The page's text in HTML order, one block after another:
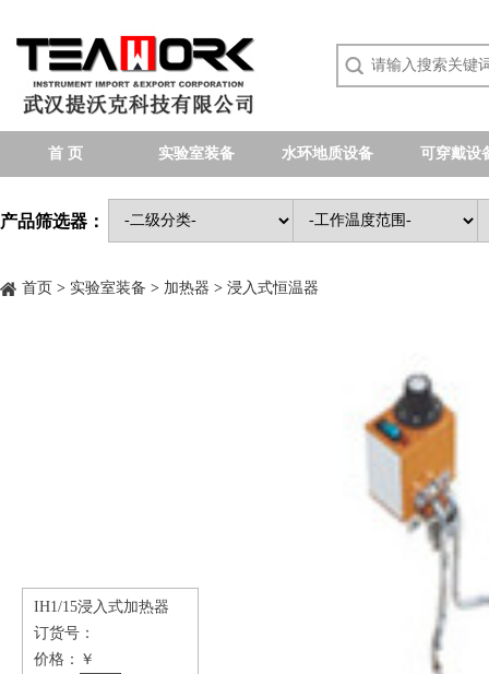
首 页 实验室装备 水环地质设备 可穿戴设
产品筛选器：
首页 > 实验室装备 > 加热器 > 浸入式恒温器
IH1/15浸入式加热器
订货号：
价格： ￥